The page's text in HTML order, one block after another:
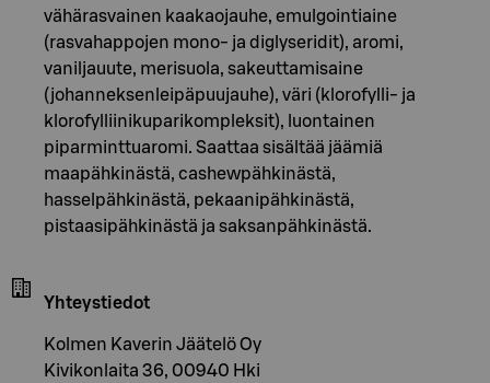
vähärasvainen kaakaojauhe, emulgointiaine
(rasvahappojen mono- ja diglyseridit), aromi,
vaniljauute, merisuola, sakeuttamisaine
(johanneksenleipäpuujauhe), väri (klorofylli- ja
klorofylliinikuparikompleksit), luontainen
piparminttuaromi. Saattaa sisältää jäämiä
maapähkinästä, cashewpähkinästä,
hasselpähkinästä, pekaanipähkinästä,
pistaasipähkinästä ja saksanpähkinästä.
Yhteystiedot
Kolmen Kaverin Jäätelö Oy
Kivikonlaita 36, 00940 Hki